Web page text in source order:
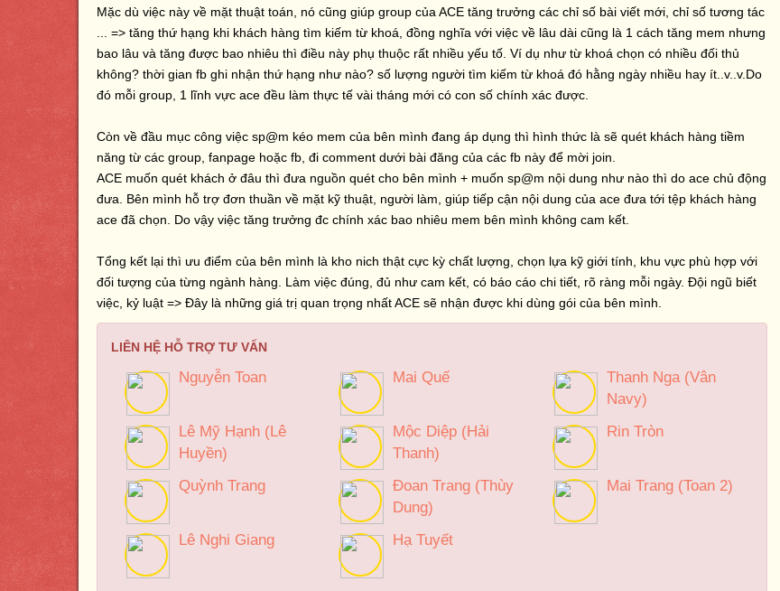
Mặc dù việc này về mặt thuật toán, nó cũng giúp group của ACE tăng trưởng các chỉ số bài viết mới, chỉ số tương tác
... => tăng thứ hạng khi khách hàng tìm kiếm từ khoá, đồng nghĩa với việc về lâu dài cũng là 1 cách tăng mem nhưng
bao lâu và tăng được bao nhiêu thì điều này phụ thuộc rất nhiều yếu tố. Ví dụ như từ khoá chọn có nhiều đối thủ
không? thời gian fb ghi nhận thứ hạng như nào? số lượng người tìm kiếm từ khoá đó hằng ngày nhiều hay ít..v..v.Do
đó mỗi group, 1 lĩnh vực ace đều làm thực tế vài tháng mới có con số chính xác được.
Còn về đầu mục công việc sp@m kéo mem của bên mình đang áp dụng thì hình thức là sẽ quét khách hàng tiềm
năng từ các group, fanpage hoặc fb, đi comment dưới bài đăng của các fb này để mời join.
ACE muốn quét khách ở đâu thì đưa nguồn quét cho bên mình + muốn sp@m nội dung như nào thì do ace chủ động
đưa. Bên mình hỗ trợ đơn thuần về mặt kỹ thuật, người làm, giúp tiếp cận nội dung của ace đưa tới tệp khách hàng
ace đã chọn. Do vậy việc tăng trưởng đc chính xác bao nhiêu mem bên mình không cam kết.
Tổng kết lại thì ưu điểm của bên mình là kho nich thật cực kỳ chất lượng, chọn lựa kỹ giới tính, khu vực phù hợp với
đối tượng của từng ngành hàng. Làm việc đúng, đủ như cam kết, có báo cáo chi tiết, rõ ràng mỗi ngày. Đội ngũ biết
việc, kỷ luật => Đây là những giá trị quan trọng nhất ACE sẽ nhận được khi dùng gói của bên mình.
LIÊN HỆ HỖ TRỢ TƯ VẤN
Nguyễn Toan Mai Quế
Thanh Nga (Vân
Navy)
Lê Mỹ Hạnh (Lê
Huyền)
Mộc Diệp (Hải
Thanh)
Rin Tròn
Quỳnh Trang
Đoan Trang (Thùy
Dung)
Mai Trang (Toan 2)
Lê Nghi Giang Hạ Tuyết